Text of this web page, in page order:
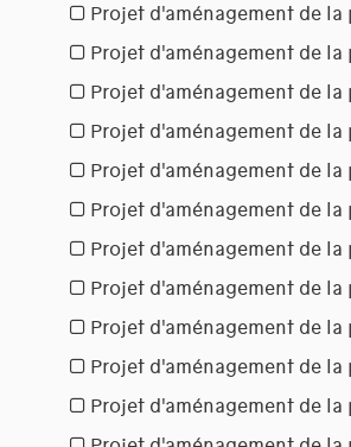
Projet d'aménagement de
Projet d'aménagement de
Projet d'aménagement de
Projet d'aménagement de
Projet d'aménagement de
Projet d'aménagement de
Projet d'aménagement de
Projet d'aménagement de
Projet d'aménagement de
Projet d'aménagement de
Projet d'aménagement de